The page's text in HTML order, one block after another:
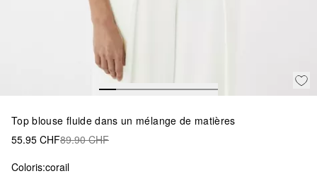
Top blouse fluide dans un mélange de matières
55.95 CHF89.90 CHF
Coloris:corail